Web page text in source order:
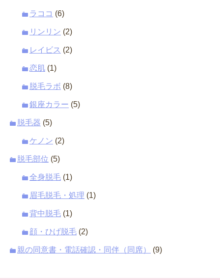
ラココ (6)
リンリン (2)
レイビス (2)
恋肌 (1)
脱毛ラボ (8)
銀座カラー (5)
脱毛器 (5)
ケノン (2)
脱毛部位 (5)
全身脱毛 (1)
眉毛脱毛・処理 (1)
背中脱毛 (1)
顔・ひげ脱毛 (2)
親の同意書・電話確認・同伴（同席） (9)